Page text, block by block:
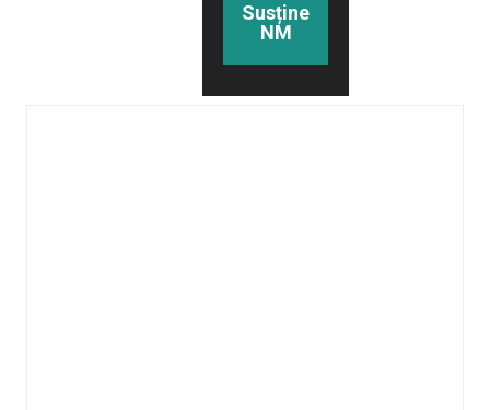
Susține
NM